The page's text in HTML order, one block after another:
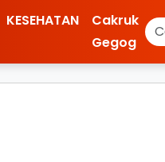
KESEHATAN
Cakruk
Gegog